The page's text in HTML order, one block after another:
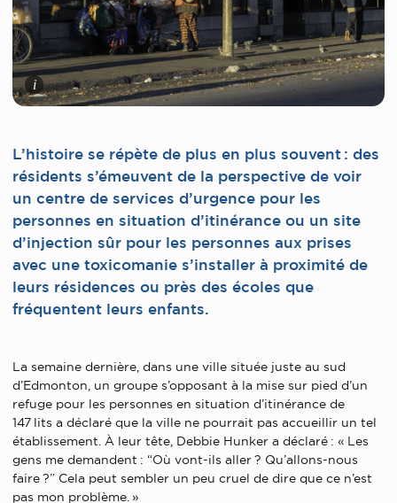
i
L’histoire se répète de plus en plus souvent : des
résidents s’émeuvent de la perspective de voir
un centre de services d’urgence pour les
personnes en situation d’itinérance ou un site
d’injection sûr pour les personnes aux prises
avec une toxicomanie s’installer à proximité de
leurs résidences ou près des écoles que
fréquentent leurs enfants.
La semaine dernière, dans une ville située juste au sud
d’Edmonton, un groupe s’opposant à la mise sur pied d’un
refuge pour les personnes en situation d’itinérance de
147 lits a déclaré que la ville ne pourrait pas accueillir un tel
établissement. À leur tête, Debbie Hunker a déclaré : « Les
gens me demandent : “Où vont-ils aller ? Qu’allons-nous
faire ?” Cela peut sembler un peu cruel de dire que ce n’est
pas mon problème. »